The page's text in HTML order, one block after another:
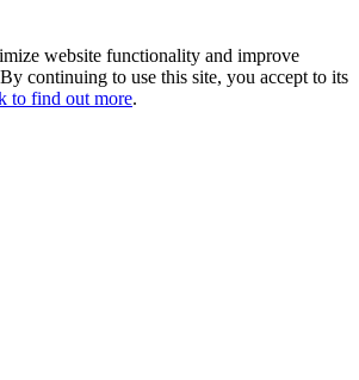
website functionality and improve
continuing to use this site, you accept to its
to find out more.